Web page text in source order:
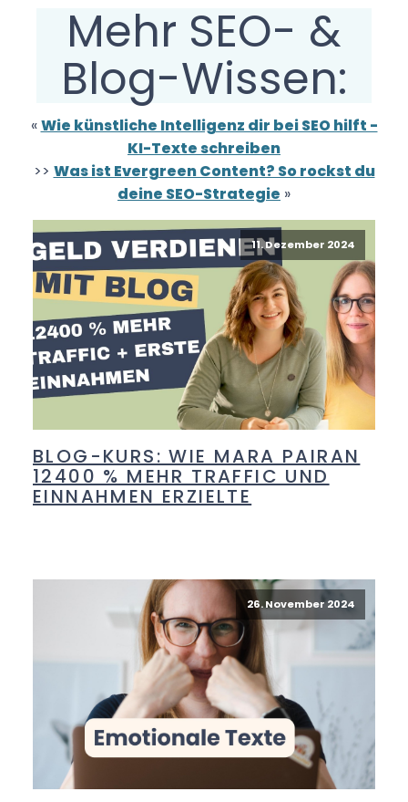
Mehr SEO- &
Blog-Wissen:
«Wie künstliche Intelligenz dir bei SEO hilft -
KI-Texte schreiben
>> Was ist Evergreen Content? So rockst du
deine SEO-Strategie »
11. Dezember 2024
BLOG-KURS: WIE MARA PAIRAN
12400 % MEHR TRAFFIC UND
EINNAHMEN ERZIELTE
26. November 2024